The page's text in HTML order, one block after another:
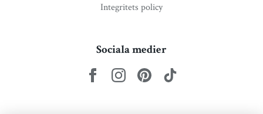
Integritets policy
Sociala medier